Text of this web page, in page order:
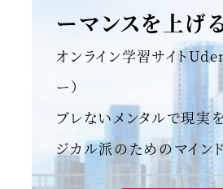
ーマンスを上げ
オンライン学習サイト
ー）
ブレないメンタルで現実
ジカル派のためのマインド